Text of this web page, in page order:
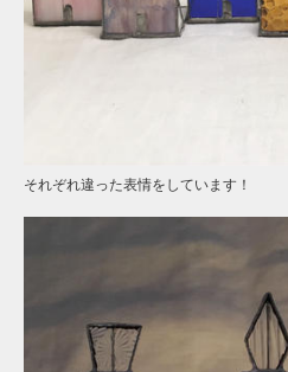
それぞれ違った表情をしています！